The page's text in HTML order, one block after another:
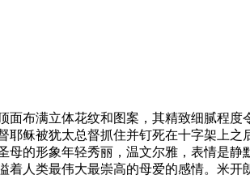
布满立体花纹和图案，其精致细腻程
稣被犹太总督抓住并钉死在十字架上
的形象年轻秀丽，温文尔雅，表情是
人类最伟大最崇高的母爱的感情。米开